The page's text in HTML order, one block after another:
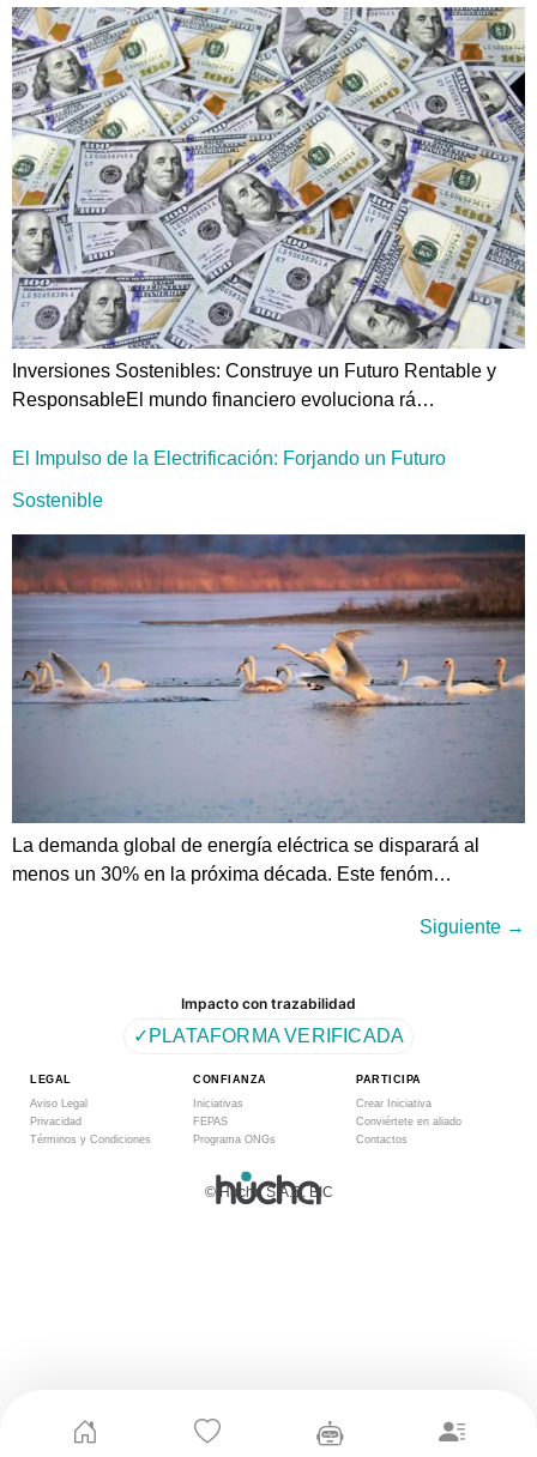
Inversiones Sostenibles: Construye un Futuro Rentable y
ResponsableEl mundo financiero evoluciona rá…
El Impulso de la Electrificación: Forjando un Futuro
Sostenible
La demanda global de energía eléctrica se disparará al
menos un 30% en la próxima década. Este fenóm…
Siguiente →
Impacto con trazabilidad
✓ PLATAFORMA VERIFICADA
LEGAL
Aviso Legal
Privacidad
Términos y Condiciones
CONFIANZA
Iniciativas
FEPAS
Programa ONGs
PARTICIPA
Crear Iniciativa
Conviértete en aliado
Contactos
© Hucha S.A.S. BIC